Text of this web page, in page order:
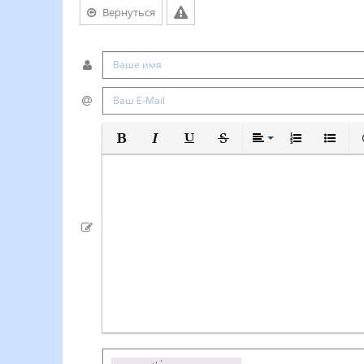
Вернуться
Полужирный
КурсивПодчеркнутый
ЗачеркнутыйВыравнивание